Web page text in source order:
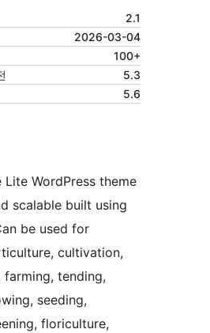
2.1
2026-03-04
100+
5.3
5.6
Lite WordPress theme
scalable built using
be used for
cultivation,
farming, tending,
seeding,
floriculture,